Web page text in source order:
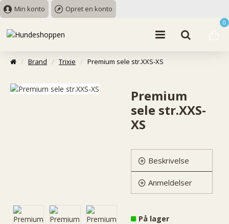
Min konto Opret en konto
0
Brand Trixie Premium sele str.XXS-XS
Premium
sele str.XXS-
XS
Beskrivelse
Anmeldelser
På lager